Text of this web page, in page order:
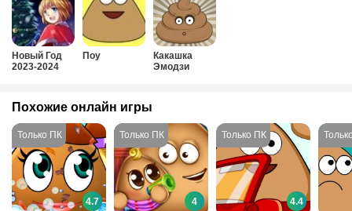
Новый Год
2023-2024
Поу
Какашка
Эмодзи
Похожие онлайн игры
4.7 4 4.4